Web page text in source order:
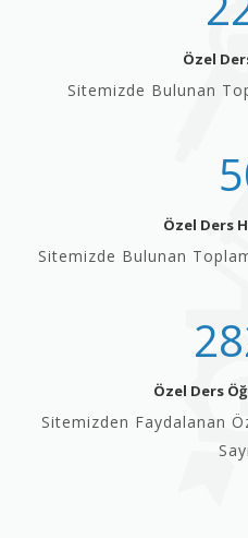
Özel
Sitemizde Bulunan
Özel Ders
Sitemizde Bulunan
Özel Ders
Sitemizden Faydalanan